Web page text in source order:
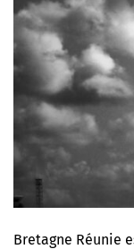
Bretagne Réunie